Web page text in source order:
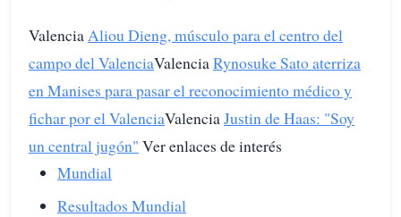
ValenciaAliou Dieng, músculo para el centro del
campo del ValenciaValenciaRynosuke Sato aterriza
en Manises para pasar el reconocimiento médico y
fichar por el ValenciaValenciaJustin de Haas: "Soy
un central jugón" Ver enlaces de interés
Mundial
Resultados Mundial